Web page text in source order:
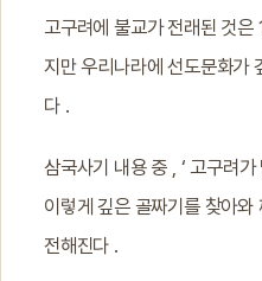
고구려에 불교가 전래된 것
지만 우리나라에 선도문화가
다 .
삼국사기 내용 중 , ‘ 고구려
이렇게 깊은 골짜기를 찾아
전해진다 .